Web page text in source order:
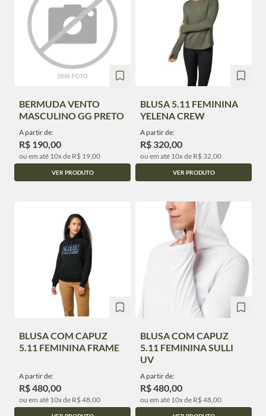
BERMUDA VENTO
MASCULINO GG PRETO
A partir de:
R$ 190,00
ou em até 10x de R$ 19,00
VER PRODUTO
BLUSA 5.11 FEMININA
YELENA CREW
A partir de:
R$ 320,00
ou em até 10x de R$ 32,00
VER PRODUTO
BLUSA COM CAPUZ
5.11 FEMININA FRAME
A partir de:
R$ 480,00
ou em até 10x de R$ 48,00
BLUSA COM CAPUZ
5.11 FEMININA SULLI
UV
A partir de:
R$ 480,00
ou em até 10x de R$ 48,00